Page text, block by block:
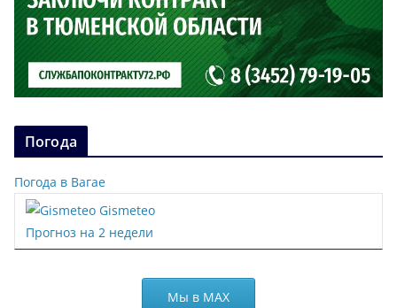
Погода
Погода в Вагае
Gismeteo
Прогноз на 2 недели
Мы в МАХ